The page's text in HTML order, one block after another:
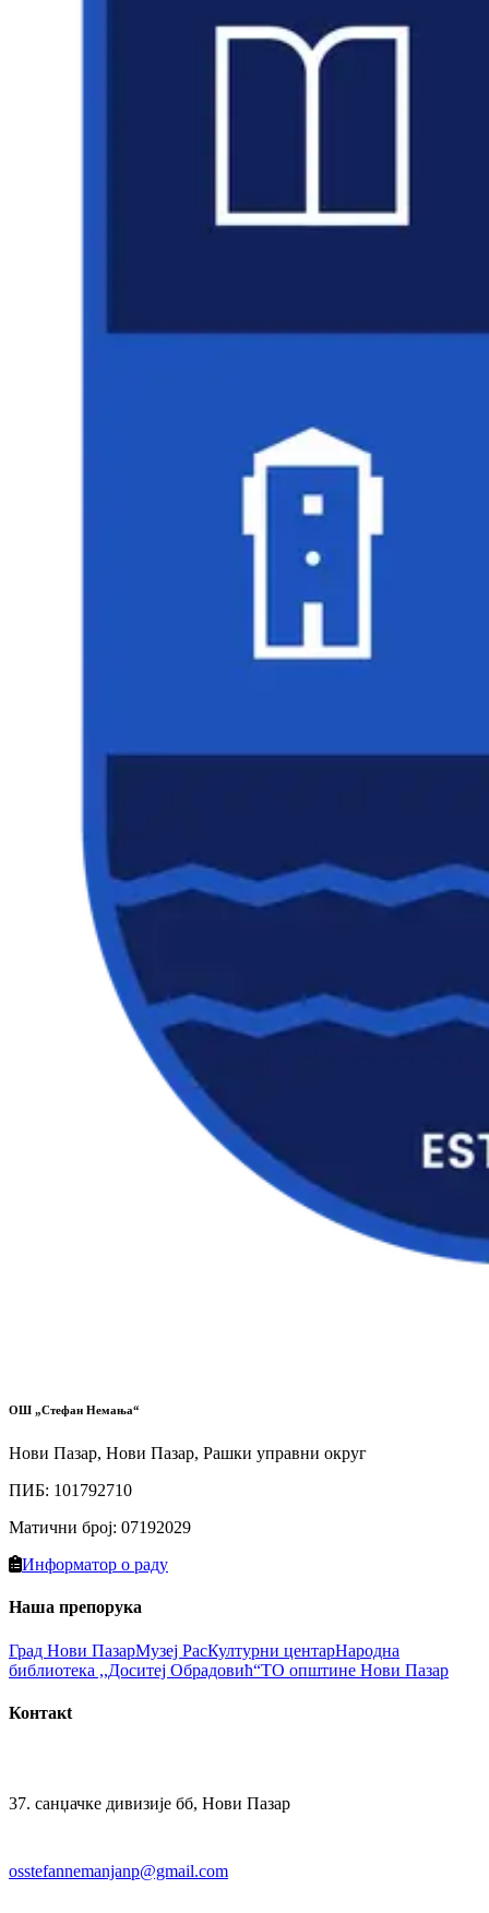
ОШ „Стефан Немања“
Нови Пазар, Нови Пазар, Рашки управни округ
ПИБ: 101792710
Матични број: 07192029
Информатор о раду
Наша препорука
Град Нови ПазaрМузеј РасКултурни цeнтарНародна
библиотекa ,,Доситеј Обрадовић“ТО општине Нови Пазар
Контакt
37. санџачке дивизије бб, Нови Пазар
osstefannemanjanp@gmail.com